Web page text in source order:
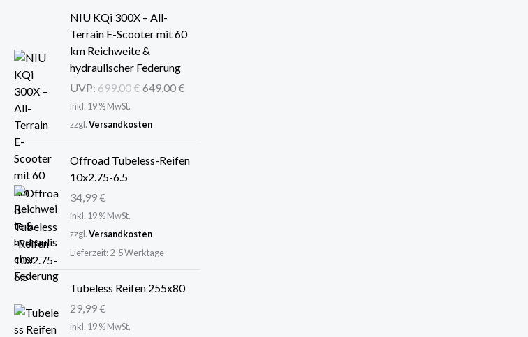
NIU KQi 300X – All-
Terrain E-Scooter mit 60
km Reichweite &
hydraulischer Federung
UVP: 699,00€
s
p
r
ü
g
i
r
i
649,00€
t
P
:
inkl. 19 % MwSt.
zzgl.Versandkosten
Offroad Tubeless-Reifen
10x2.75-6.5
34,99€
inkl. 19 % MwSt.
zzgl.Versandkosten
Lieferzeit:2-5 Werktage
Tubeless Reifen 255x80
29,99€
inkl. 19 % MwSt.